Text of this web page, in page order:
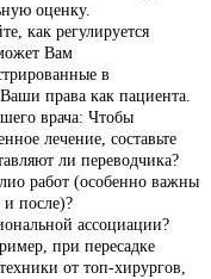
оценку.
как регулируется
Вам
в
права как пациента.
врача: Чтобы
лечение, составьте
ли переводчика?
работ (особенно важны
после)?
ассоциации?
при пересадке
от топ-хирургов,